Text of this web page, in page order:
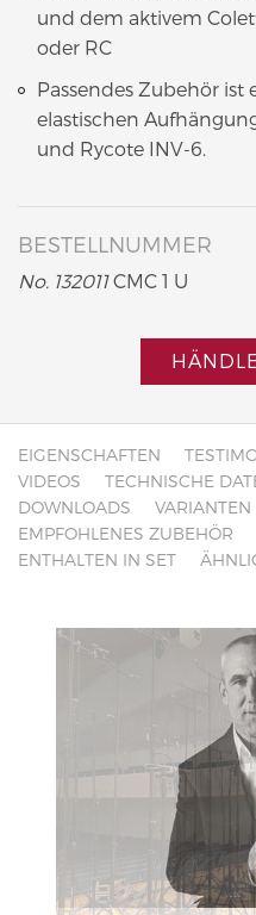
und dem aktivem
oder RC
Passendes Zubehör ist
elastischen
und Rycote INV-6.
BESTELLNUMMER
No. 132011CMC 1 U
EIGENSCHAFTEN
VIDEOS
TECHNISCHE
DOWNLOADS
VARIANTEN
EMPFOHLENES ZUBEHÖR
ENTHALTEN IN SET